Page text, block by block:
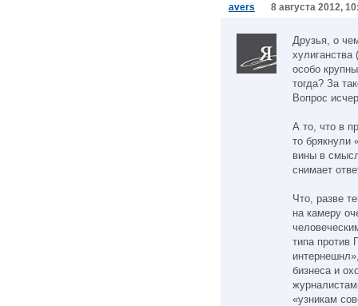
avers 8 августа 2012,
Друзья, о
особо
тогда? За
Вопрос
А то, что в
то брякнули
вины в
снимает
Что, разве
на камеру
типа против
бизнеса и
«узникам